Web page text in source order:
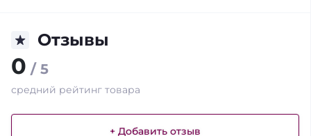
Отзывы
0 / 5
средний рейтинг товара
+ Добавить отзыв